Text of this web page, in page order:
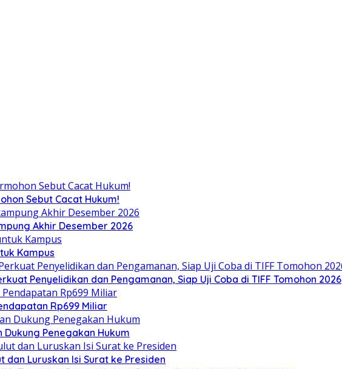
Sebut Cacat Hukum!
Akhir Desember 2026
Kampus
Penyelidikan dan Pengamanan, Siap Uji Coba di TIFF Tomohon 2026
Rp699 Miliar
Dukung Penegakan Hukum
dan Luruskan Isi Surat ke Presiden